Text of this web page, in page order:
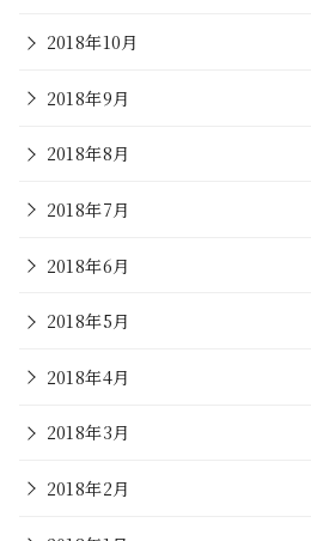
2018年10月
2018年9月
2018年8月
2018年7月
2018年6月
2018年5月
2018年4月
2018年3月
2018年2月